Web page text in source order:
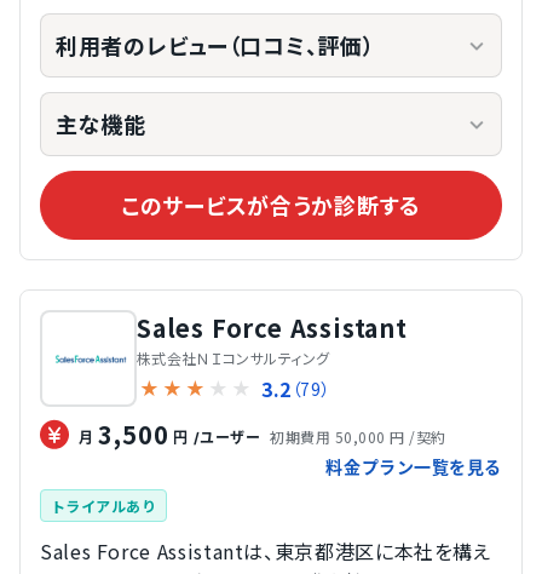
利用者のレビュー（口コミ、評価）
主な機能
このサービスが合うか診断する
Sales Force Assistant
株式会社ＮＩコンサルティング
★ ★ ★ ★ ★ 3.2 （79）
月 3,500 円 /ユーザー
初期費用 50,000 円 /契約
料金プラン一覧を見る
トライアルあり
Sales Force Assistantは、東京都港区に本社を構え